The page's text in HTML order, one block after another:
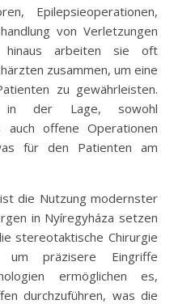
Epilepsieoperationen,
von Verletzungen
hinaus arbeiten sie oft
zusammen, um eine
zu gewährleisten.
in der Lage, sowohl
auch offene Operationen
für den Patienten am
die Nutzung modernster
in Nyíregyháza setzen
stereotaktische Chirurgie
um präzisere Eingriffe
ermöglichen es,
durchzuführen, was die